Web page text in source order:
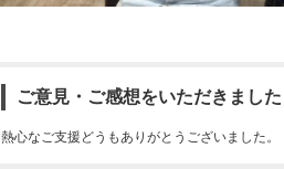
ご意見・ご感想をいただきまし
熱心なご支援どうもありがとうございました。